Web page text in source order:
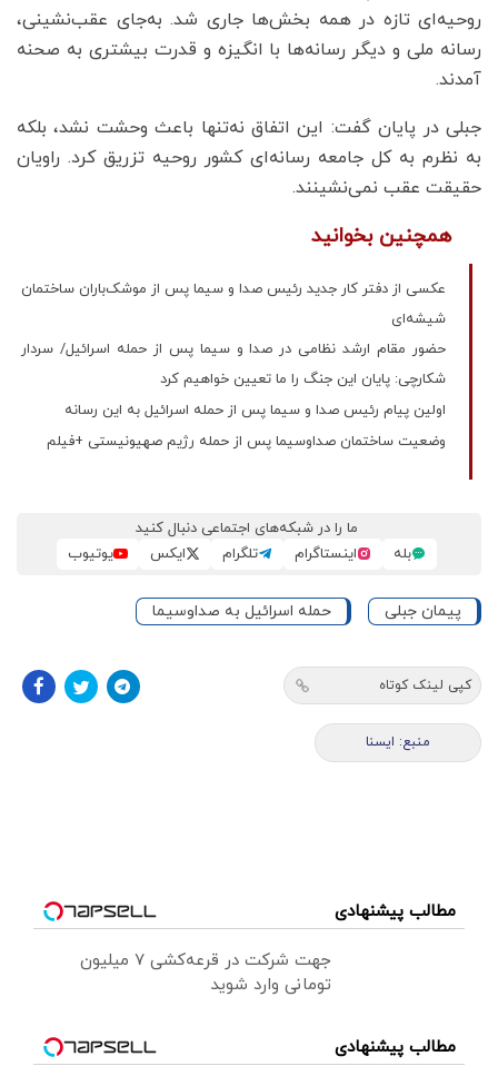
روحیه‌ای تازه در همه بخش‌ها جاری شد. به‌جای عقب‌نشینی،
رسانه ملی و دیگر رسانه‌ها با انگیزه و قدرت بیشتری به صحنه
آمدند.
جبلی در پایان گفت: این اتفاق نه‌تنها باعث وحشت نشد، بلکه
به نظرم به کل جامعه رسانه‌ای کشور روحیه تزریق کرد. راویان
حقیقت عقب نمی‌نشینند.
همچنین بخوانید
عکسی از دفتر کار جدید رئیس صدا و سیما پس از موشک‌باران ساختمان
شیشه‌ای
حضور مقام ارشد نظامی در صدا و سیما پس از حمله اسرائیل/ سردار
شکارچی: پایان این جنگ را ما تعیین خواهیم کرد
اولین پیام رئیس صدا و سیما پس از حمله اسرائیل به این رسانه
وضعیت ساختمان صداوسیما پس از حمله رژیم صهیونیستی +فیلم
ما را در شبکه‌های اجتماعی دنبال کنید
بله
اینستاگرام تلگرام ایکس یوتیوب
پیمان جبلی حمله اسرائیل به صداوسیما
کپی لینک کوتاه
منبع: ایسنا
مطالب پیشنهادی
جهت شرکت در قرعه‌کشی ۷ میلیون
تومانی وارد شوید
مطالب پیشنهادی